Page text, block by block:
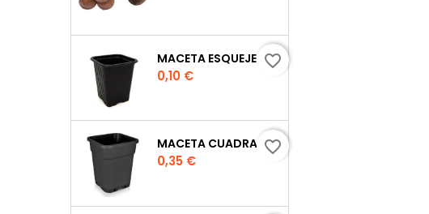
MACETA ESQUEJE 7X7X8 CM.
Precio
0,10 €
favorite_border
MACETA CUADRADA NEGRA
Precio
0,35 €
favorite_border